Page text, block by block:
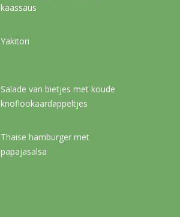
kaassaus
Yakitori
Salade van bietjes met koude
knoflookaardappeltjes
Thaise hamburger met
papajasalsa